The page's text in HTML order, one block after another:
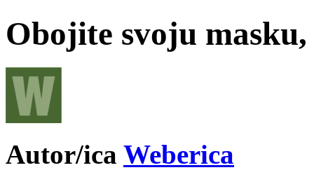
Obojite svoju
Autor/ica Weberica